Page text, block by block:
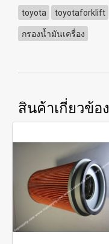
toyota toyotaforklift
กรองน้ำมันเครื่อง
สินค้าเกี่ยวข้อง